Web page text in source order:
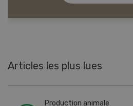
Articles les plus lues
Production animale